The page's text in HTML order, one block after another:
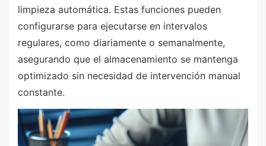
limpieza automática. Estas funciones pueden
configurarse para ejecutarse en intervalos
regulares, como diariamente o semanalmente,
asegurando que el almacenamiento se mantenga
optimizado sin necesidad de intervención manual
constante.